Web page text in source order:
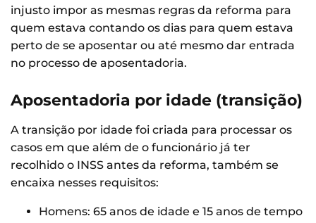
injusto impor as mesmas regras da reforma para
quem estava contando os dias para quem estava
perto de se aposentar ou até mesmo dar entrada
no processo de aposentadoria.
Aposentadoria por idade (transição)
A transição por idade foi criada para processar os
casos em que além de o funcionário já ter
recolhido o INSS antes da reforma, também se
encaixa nesses requisitos:
Homens: 65 anos de idade e 15 anos de tempo